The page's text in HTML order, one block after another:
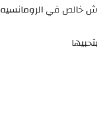
خالص في الرومانسيه